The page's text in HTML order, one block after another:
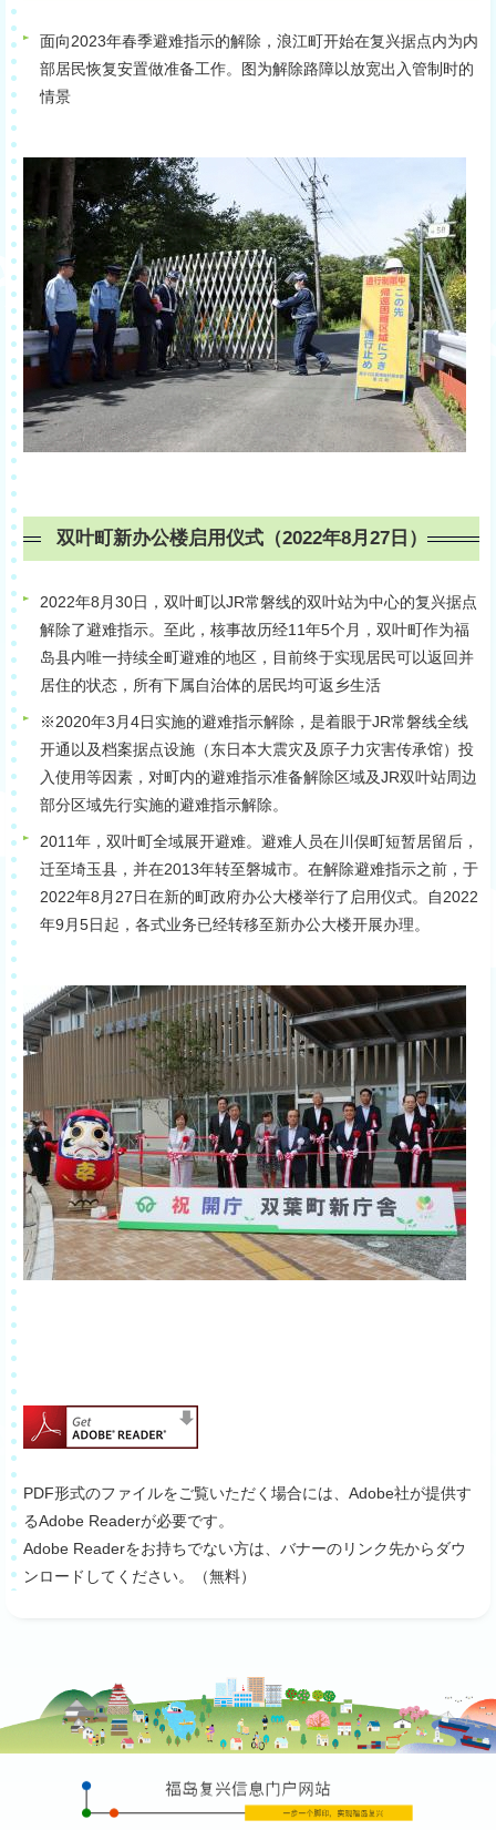
面向2023年春季避难指示的解除，浪江町开始在复兴据点内为内
部居民恢复安置做准备工作。图为解除路障以放宽出入管制时的
情景
双叶町新办公楼启用仪式（2022年8月27日）
2022年8月30日，双叶町以JR常磐线的双叶站为中心的复兴据点
解除了避难指示。至此，核事故历经11年5个月，双叶町作为福
岛县内唯一持续全町避难的地区，目前终于实现居民可以返回并
居住的状态，所有下属自治体的居民均可返乡生活
※2020年3月4日实施的避难指示解除，是着眼于JR常磐线全线
开通以及档案据点设施（东日本大震灾及原子力灾害传承馆）投
入使用等因素，对町内的避难指示准备解除区域及JR双叶站周边
部分区域先行实施的避难指示解除。
2011年，双叶町全域展开避难。避难人员在川俣町短暂居留后，
迁至埼玉县，并在2013年转至磐城市。在解除避难指示之前，于
2022年8月27日在新的町政府办公大楼举行了启用仪式。自2022
年9月5日起，各式业务已经转移至新办公大楼开展办理。
PDF形式のファイルをご覧いただく場合には、Adobe社が提供す
るAdobe Readerが必要です。
Adobe Readerをお持ちでない方は、バナーのリンク先からダウ
ンロードしてください。（無料）